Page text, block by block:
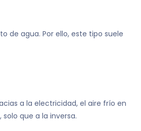
de agua. Por ello, este tipo suele
a la electricidad, el aire frío en
que a la inversa.